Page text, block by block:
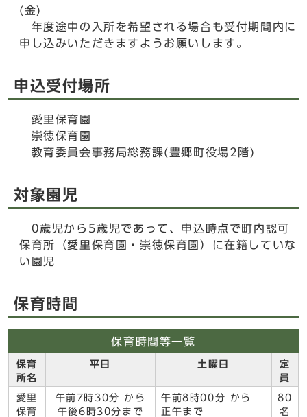
(金)
年度途中の入所を希望される場合も受付期間内に
申し込みいただきますようお願いします。
申込受付場所
愛里保育園
崇徳保育園
教育委員会事務局総務課(豊郷町役場2階)
対象園児
0歳児から5歳児であって、申込時点で町内認可
保育所（愛里保育園・崇徳保育園）に在籍していな
い園児
保育時間
保育時間等一覧
保育
所名
平日 土曜日
定
員
愛里
保育
午前7時30分 から
午後6時30分まで
午前8時00分 から
正午まで
80
名